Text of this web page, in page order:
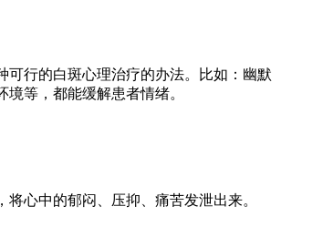
行的白斑心理治疗的办法。比如：幽默
等，都能缓解患者情绪。
心中的郁闷、压抑、痛苦发泄出来。